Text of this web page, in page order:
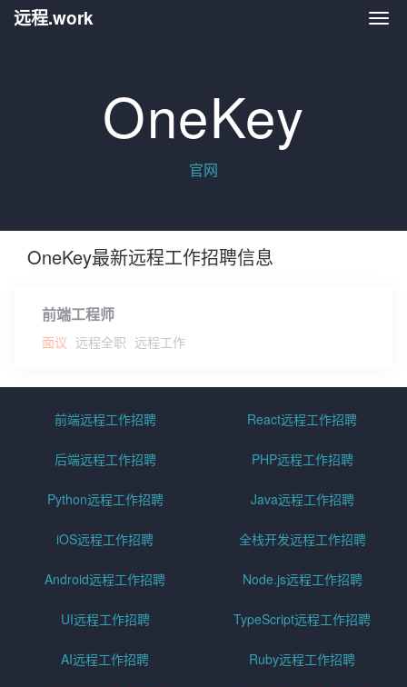
远
远程.work
OneKey
官网
OneKey最新远程工作招聘信息
前端工程师
面议 远程全职 远程工作
前端远程工作招聘 React远程工作招聘
后端远程工作招聘 PHP远程工作招聘
Python远程工作招聘 Java远程工作招聘
iOS远程工作招聘 全栈开发远程工作招聘
Android远程工作招聘 Node.js远程工作招聘
UI远程工作招聘 TypeScript远程工作招聘
AI远程工作招聘 Ruby远程工作招聘